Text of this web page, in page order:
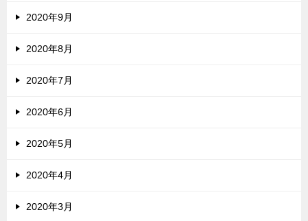
2020年9月
2020年8月
2020年7月
2020年6月
2020年5月
2020年4月
2020年3月